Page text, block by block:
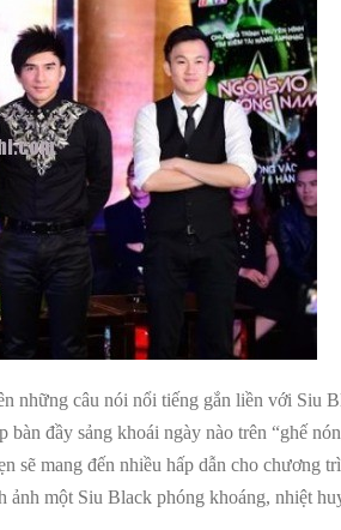
những câu nói nổi tiếng gắn liền với Siu
đầy sảng khoái ngày nào trên “ghế
sẽ mang đến nhiều hấp dẫn cho chương
một Siu Black phóng khoáng, nhiệt